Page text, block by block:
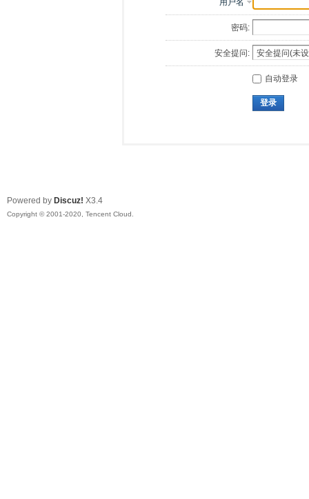
用户名
密码:
安全提问:
自动登录
登录
Powered by Discuz! X3.4
Copyright © 2001-2020, Tencent Cloud.